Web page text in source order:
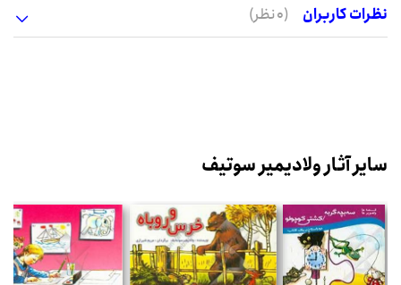
نظرات کاربران
(0 نظر)
سایر آثار ولادیمیر سوتیف